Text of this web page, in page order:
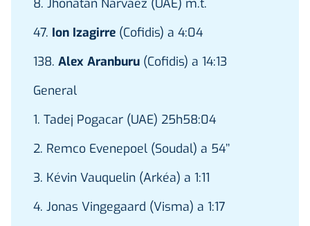
47. Ion Izagirre (Cofidis) a 4:04
138. Alex Aranburu (Cofidis) a 14:13
General
1. Tadej Pogacar (UAE) 25h58:04
2. Remco Evenepoel (Soudal) a 54’’
3. Kévin Vauquelin (Arkéa) a 1:11
4. Jonas Vingegaard (Visma) a 1:17